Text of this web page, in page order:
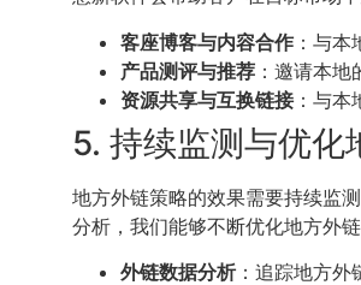
客座博客与内容合作 ：与
产品测评与推荐 ：邀请本
资源共享与互换链接：与本
5. 持续监测与优化
地方外链策略的效果需要持续监
分析，我们能够不断优化地方外
外链数据分析：追踪地方外